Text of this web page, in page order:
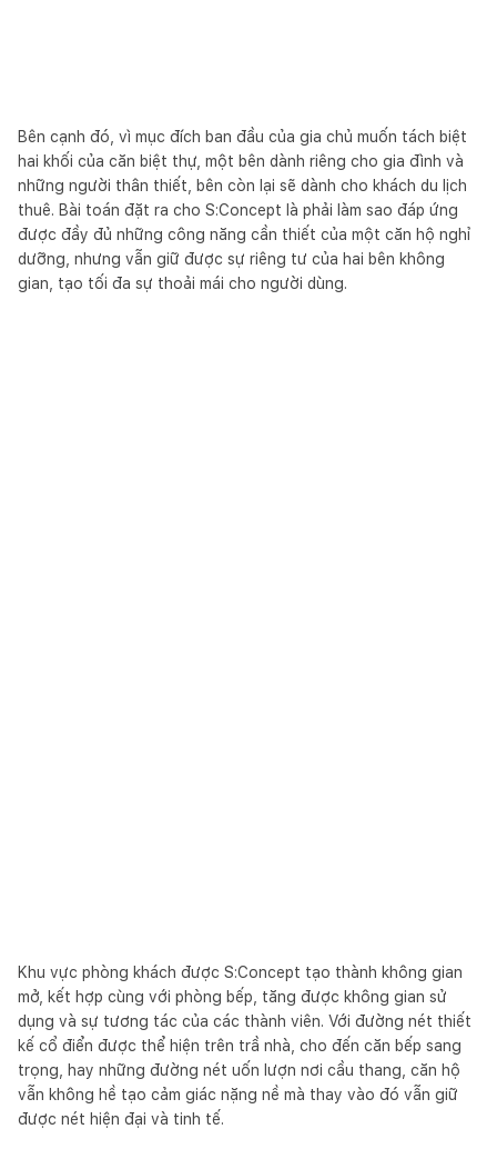
Bên cạnh đó, vì mục đích ban đầu của gia chủ muốn tách biệt
hai khối của căn biệt thự, một bên dành riêng cho gia đình và
những người thân thiết, bên còn lại sẽ dành cho khách du lịch
thuê. Bài toán đặt ra cho S:Concept là phải làm sao đáp ứng
được đầy đủ những công năng cần thiết của một căn hộ nghỉ
dưỡng, nhưng vẫn giữ được sự riêng tư của hai bên không
gian, tạo tối đa sự thoải mái cho người dùng.
Khu vực phòng khách được S:Concept tạo thành không gian
mở, kết hợp cùng với phòng bếp, tăng được không gian sử
dụng và sự tương tác của các thành viên. Với đường nét thiết
kế cổ điển được thể hiện trên trầ nhà, cho đến căn bếp sang
trọng, hay những đường nét uốn lượn nơi cầu thang, căn hộ
vẫn không hề tạo cảm giác nặng nề mà thay vào đó vẫn giữ
được nét hiện đại và tinh tế.